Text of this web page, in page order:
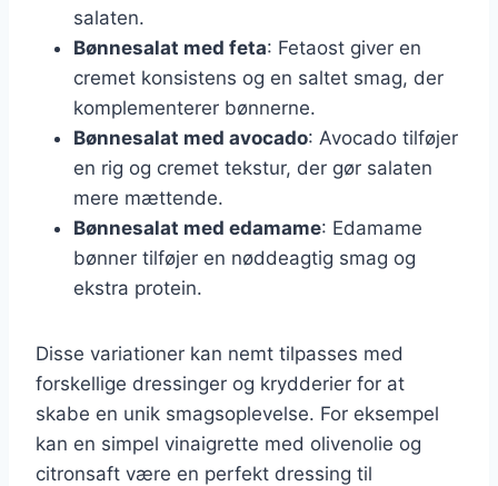
salaten.
Bønnesalat med feta: Fetaost giver en
cremet konsistens og en saltet smag, der
komplementerer bønnerne.
Bønnesalat med avocado: Avocado tilføjer
en rig og cremet tekstur, der gør salaten
mere mættende.
Bønnesalat med edamame: Edamame
bønner tilføjer en nøddeagtig smag og
ekstra protein.
Disse variationer kan nemt tilpasses med
forskellige dressinger og krydderier for at
skabe en unik smagsoplevelse. For eksempel
kan en simpel vinaigrette med olivenolie og
citronsaft være en perfekt dressing til